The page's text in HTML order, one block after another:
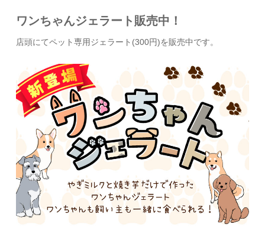
ワンちゃんジェラート販売中！
店頭にてペット専用ジェラート(300円)を販売中です。